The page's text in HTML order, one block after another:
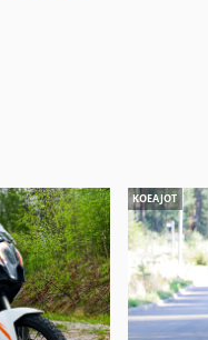
KOEAJOT